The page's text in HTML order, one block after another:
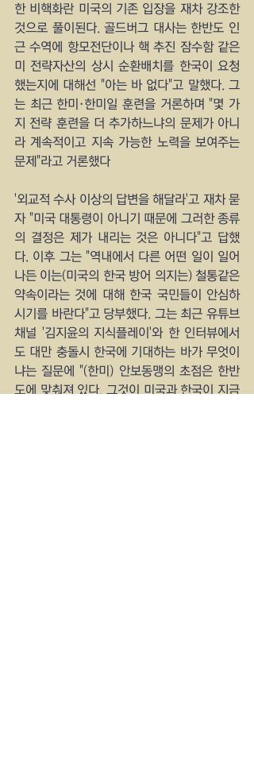
한 비핵화란 미국의 기존 입장을 재차 강조한
것으로 풀이된다. 골드버그 대사는 한반도 인
근 수역에 항모전단이나 핵 추진 잠수함 같은
미 전략자산의 상시 순환배치를 한국이 요청
했는지에 대해선 "아는 바 없다"고 말했다. 그
는 최근 한미·한미일 훈련을 거론하며 "몇 가
지 전략 훈련을 더 추가하느냐의 문제가 아니
라 계속적이고 지속 가능한 노력을 보여주는
문제"라고 거론했다
'외교적 수사 이상의 답변을 해달라'고 재차 묻
자 "미국 대통령이 아니기 때문에 그러한 종류
의 결정은 제가 내리는 것은 아니다"고 답했
다. 이후 그는 "역내에서 다른 어떤 일이 일어
나든 이는(미국의 한국 방어 의지는) 철통같은
약속이라는 것에 대해 한국 국민들이 안심하
시기를 바란다"고 당부했다. 그는 최근 유튜브
채널 '김지윤의 지식플레이'와 한 인터뷰에서
도 대만 충돌시 한국에 기대하는 바가 무엇이
냐는 질문에 "(한미) 안보동맹의 초점은 한반
도에 맞춰져 있다. 그것이 미국과 한국이 지금